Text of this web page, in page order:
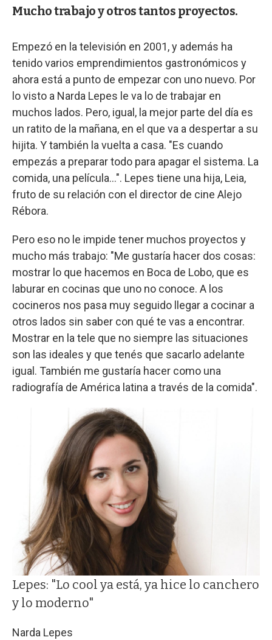
Mucho trabajo y otros tantos proyectos.
Empezó en la televisión en 2001, y además ha
tenido varios emprendimientos gastronómicos y
ahora está a punto de empezar con uno nuevo. Por
lo visto a Narda Lepes le va lo de trabajar en
muchos lados. Pero, igual, la mejor parte del día es
un ratito de la mañana, en el que va a despertar a su
hijita. Y también la vuelta a casa. "Es cuando
empezás a preparar todo para apagar el sistema. La
comida, una película...". Lepes tiene una hija, Leia,
fruto de su relación con el director de cine Alejo
Rébora.
Pero eso no le impide tener muchos proyectos y
mucho más trabajo: "Me gustaría hacer dos cosas:
mostrar lo que hacemos en Boca de Lobo, que es
laburar en cocinas que uno no conoce. A los
cocineros nos pasa muy seguido llegar a cocinar a
otros lados sin saber con qué te vas a encontrar.
Mostrar en la tele que no siempre las situaciones
son las ideales y que tenés que sacarlo adelante
igual. También me gustaría hacer como una
radiografía de América latina a través de la comida".
Lepes: "Lo cool ya está, ya hice lo canchero
y lo moderno"
Narda Lepes